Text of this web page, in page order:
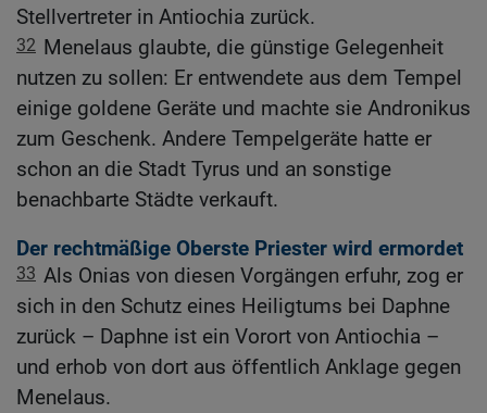
Stellvertreter in Antiochia zurück.
32 Menelaus glaubte, die günstige Gelegenheit
nutzen zu sollen: Er entwendete aus dem Tempel
einige goldene Geräte und machte sie Andronikus
zum Geschenk. Andere Tempelgeräte hatte er
schon an die Stadt Tyrus und an sonstige
benachbarte Städte verkauft.
Der rechtmäßige Oberste Priester wird ermordet
33 Als Onias von diesen Vorgängen erfuhr, zog er
sich in den Schutz eines Heiligtums bei Daphne
zurück – Daphne ist ein Vorort von Antiochia –
und erhob von dort aus öffentlich Anklage gegen
Menelaus.